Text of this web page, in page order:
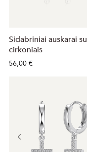
Sidabriniai auskarai su
cirkoniais
56,00 €